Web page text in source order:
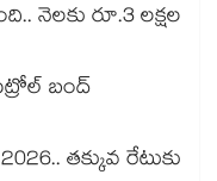
నెలకు రూ.3 లక్షల
బంద్
తక్కువ రేటుకు